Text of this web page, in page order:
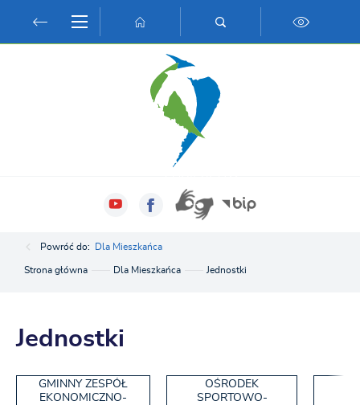
Przejdź do wyszukiwarki.
Przejdź do ustawień wielkości czcionki.
Włącz wersję kontrastową strony.
Powróć do: Dla Mieszkańca
Strona główna Dla Mieszkańca Jednostki
Jednostki
GMINNY ZESPÓŁ
EKONOMICZNO-
OŚRODEK
SPORTOWO-